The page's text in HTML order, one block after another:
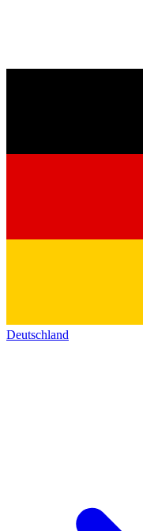
Deutschland